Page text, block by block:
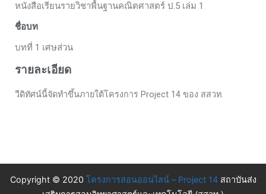
หนังสือเรียนรายวิชาพื้นฐานคณิตศาสตร์ ป.5 เล่ม 1
ชื่อบท
บทที่ 1 เศษส่วน
รายละเอียด
วีดิทัศน์นี้จัดทำขึ้นภายใต้โครงการ Project 14 ของ สสวท.
Copyright © 2020 โครงการสอนออนไลน์ – Project 14สถาบันส่ง